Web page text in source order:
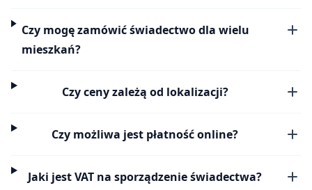
Czy mogę zamówić świadectwo dla wielu
mieszkań?
Czy ceny zależą od lokalizacji?
Czy możliwa jest płatność online?
Jaki jest VAT na sporządzenie świadectwa?